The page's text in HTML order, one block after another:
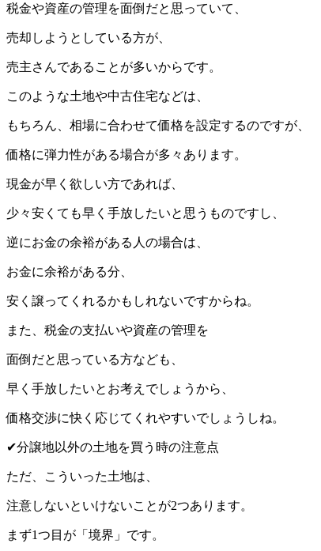
税金や資産の管理を面倒だと思っていて、
売却しようとしている方が、
売主さんであることが多いからです。
このような土地や中古住宅などは、
もちろん、相場に合わせて価格を設定するのですが、
価格に弾力性がある場合が多々あります。
現金が早く欲しい方であれば、
少々安くても早く手放したいと思うものですし、
逆にお金の余裕がある人の場合は、
お金に余裕がある分、
安く譲ってくれるかもしれないですからね。
また、税金の支払いや資産の管理を
面倒だと思っている方なども、
早く手放したいとお考えでしょうから、
価格交渉に快く応じてくれやすいでしょうしね。
✔︎分譲地以外の土地を買う時の注意点
ただ、こういった土地は、
注意しないといけないことが2つあります。
まず1つ目が「境界」です。